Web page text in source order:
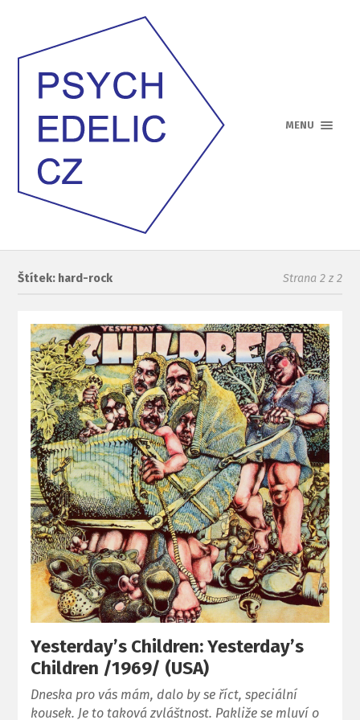
MENU
Štítek: hard-rock Strana 2 z 2
Yesterday’s Children: Yesterday’s
Children /1969/ (USA)
Dneska pro vás mám, dalo by se říct, speciální
kousek. Je to taková zvláštnost. Pakliže se mluví o